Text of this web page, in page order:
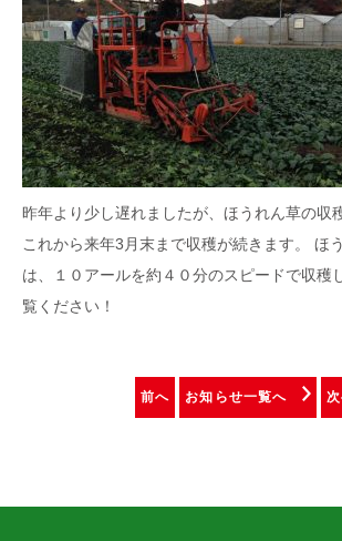
昨年より少し遅れましたが、ほうれん草の収
これから来年3月末まで収穫が続きます。 ほ
は、１０アールを約４０分のスピードで収穫
覧ください！
前へ お知らせ一覧へ